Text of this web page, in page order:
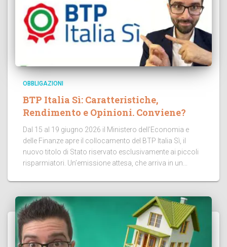
OBBLIGAZIONI
BTP Italia Sì: Caratteristiche,
Rendimento e Opinioni. Conviene?
Dal 15 al 19 giugno 2026 il Ministero dell’Economia e
delle Finanze apre il collocamento del BTP Italia Sì, il
nuovo titolo di Stato riservato esclusivamente ai piccoli
risparmiatori. Un’emissione attesa, che arriva in un...